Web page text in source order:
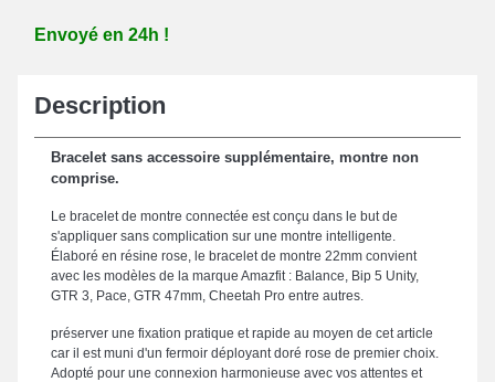
Envoyé en 24h !
Description
Bracelet sans accessoire supplémentaire, montre non
comprise.
Le bracelet de montre connectée est conçu dans le but de
s'appliquer sans complication sur une montre intelligente.
Élaboré en résine rose, le bracelet de montre 22mm convient
avec les modèles de la marque Amazfit : Balance, Bip 5 Unity,
GTR 3, Pace, GTR 47mm, Cheetah Pro entre autres.
préserver une fixation pratique et rapide au moyen de cet article
car il est muni d'un fermoir déployant doré rose de premier choix.
Adopté pour une connexion harmonieuse avec vos attentes et